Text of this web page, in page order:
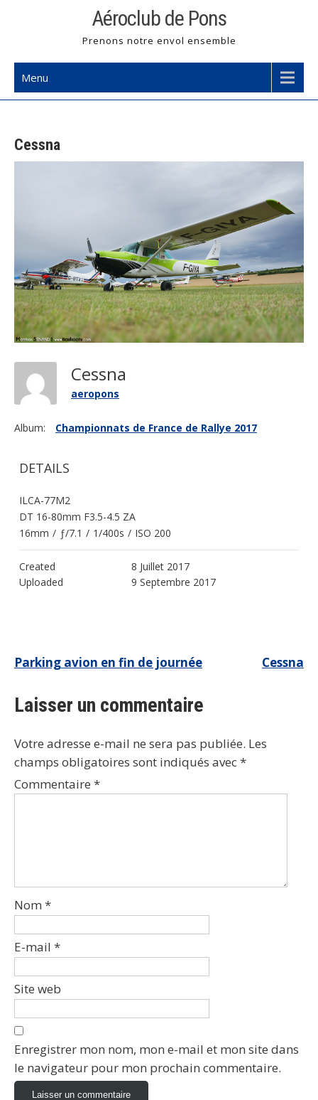
Aéroclub de Pons
Prenons notre envol ensemble
Menu
Cessna
Cessna
aeropons
Album: Championnats de France de Rallye 2017
DETAILS
ILCA-77M2
DT 16-80mm F3.5-4.5 ZA
16mm / ƒ/7.1 / 1/400s / ISO 200
Created
8 Juillet 2017
Uploaded
9 Septembre 2017
Navigation
l’article
Parking avion en fin de journée Cessna
Laisser un commentaire
Votre adresse e-mail ne sera pas publiée. Les
champs obligatoires sont indiqués avec*
Commentaire *
Nom *
E-mail *
Site web
Enregistrer mon nom, mon e-mail et mon site dans
le navigateur pour mon prochain commentaire.